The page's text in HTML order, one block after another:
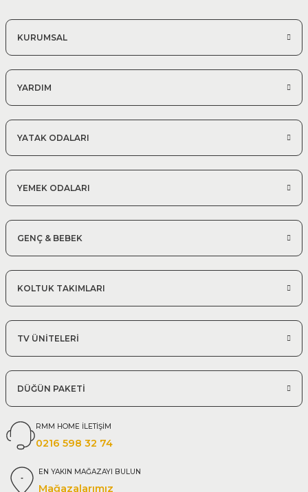
KURUMSAL
YARDIM
YATAK ODALARI
YEMEK ODALARI
GENÇ & BEBEK
KOLTUK TAKIMLARI
TV ÜNİTELERİ
DÜĞÜN PAKETİ
RMM HOME İLETİŞİM
0216 598 32 74
EN YAKIN MAĞAZAYI BULUN
Mağazalarımız